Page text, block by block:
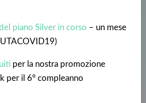
piano Silver in corso – un mese
per la nostra promozione
per il 6° compleanno